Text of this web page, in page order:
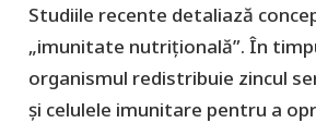
​Studiile recente detaliază
„imunitate nutrițională”. În
organismul redistribuie zincul
și celulele imunitare pentru a